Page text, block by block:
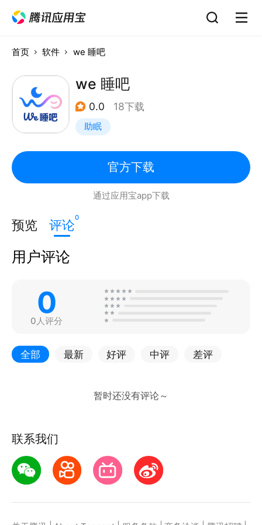
首页 软件 we 睡吧
we 睡吧
0.0 18下载
助眠
官方下载
通过应用宝app下载
预览 评论0
用户评论
0
0人评分
全部 最新 好评 中评 差评
联系我们